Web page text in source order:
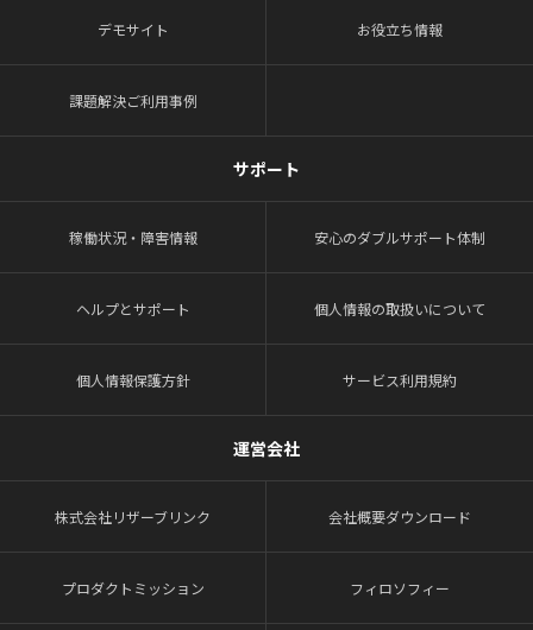
デモサイト お役立ち情報
課題解決ご利用事例
サポート
稼働状況・障害情報 安心のダブルサポート体制
ヘルプとサポート 個人情報の取扱いについて
個人情報保護方針 サービス利用規約
運営会社
株式会社リザーブリンク 会社概要ダウンロード
プロダクトミッション フィロソフィー